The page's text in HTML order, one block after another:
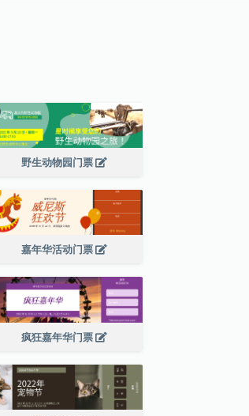
野生动物园门票
嘉年华活动门票
疯狂嘉年华门票